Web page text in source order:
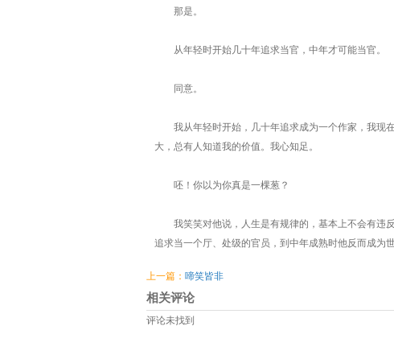
那是。
从年轻时开始几十年追求当官，中年才可能当官。
同意。
我从年轻时开始，几十年追求成为一个作家，我现
大，总有人知道我的价值。我心知足。
呸！你以为你真是一棵葱？
我笑笑对他说，人生是有规律的，基本上不会有违
追求当一个厅、处级的官员，到中年成熟时他反而成为
上一篇： 啼笑皆非
相关评论
评论未找到